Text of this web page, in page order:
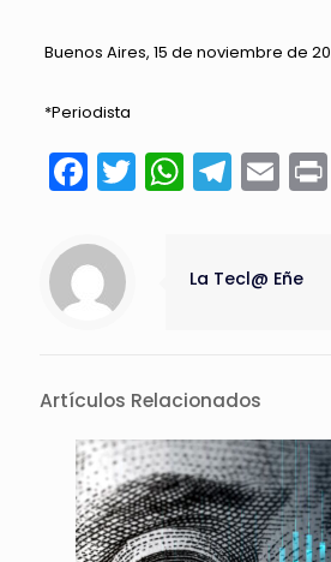
Buenos Aires, 15 de noviembre de
*Periodista
Facebook
Twitter
La Tecl@ Eñe
Artículos Relacionados